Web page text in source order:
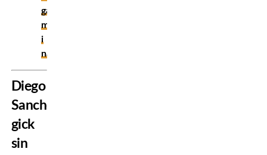
galna
matcherna
i
natt
Diego
Sanchez
gick
sin